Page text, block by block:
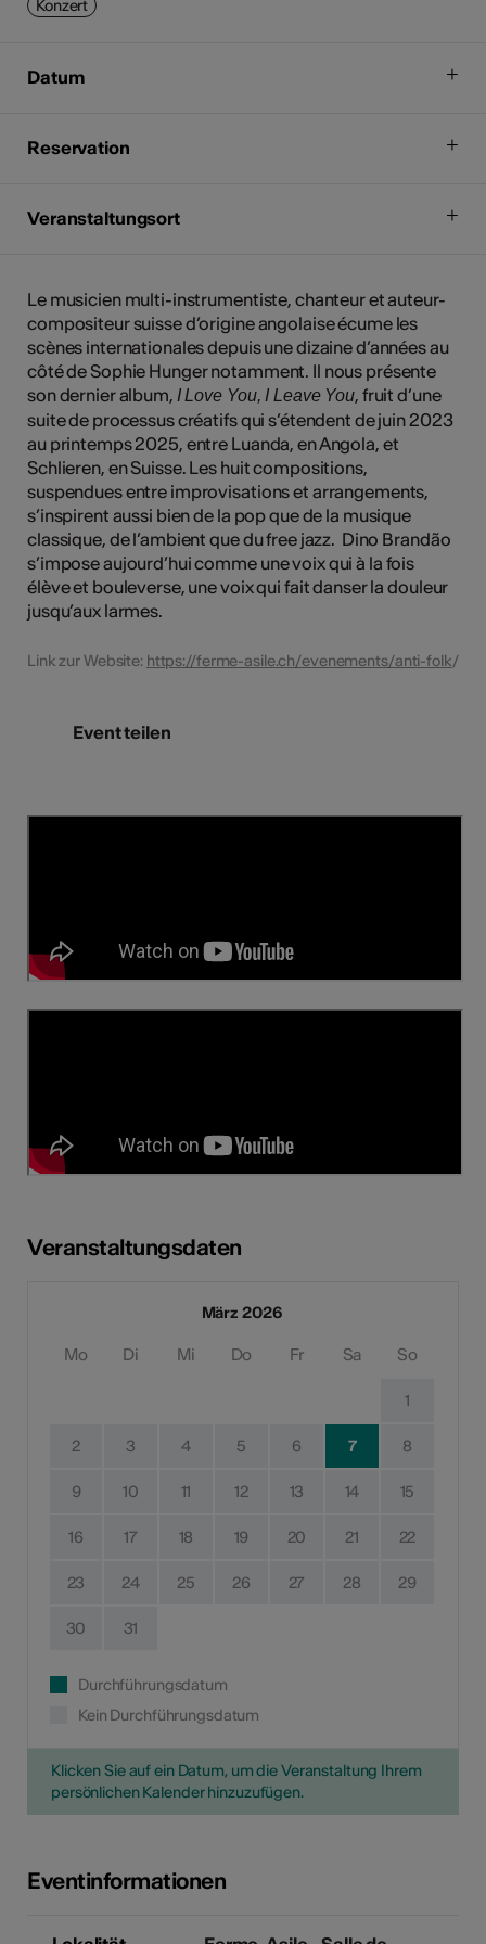
Konzert
Datum
Reservation
Veranstaltungsort
Le musicien multi-instrumentiste, chanteur et auteur-
compositeur suisse d’origine angolaise écume les
scènes internationales depuis une dizaine d’années au
côté de Sophie Hunger notamment. Il nous présente
son dernier album, I Love You, I Leave You, fruit d’une
suite de processus créatifs qui s’étendent de juin 2023
au printemps 2025, entre Luanda, en Angola, et
Schlieren, en Suisse. Les huit compositions,
suspendues entre improvisations et arrangements,
s’inspirent aussi bien de la pop que de la musique
classique, de l’ambient que du free jazz. Dino Brandão
s’impose aujourd’hui comme une voix qui à la fois
élève et bouleverse, une voix qui fait danser la douleur
jusqu’aux larmes.
Link zur Website: https://ferme-asile.ch/evenements/anti-folk/
Event teilen
Veranstaltungsdaten
März 2026
Mo Di Mi Do Fr Sa So
1
2 3 4 5 6 7 8
9 10 11 12 13 14 15
16 17 18 19 20 21 22
23 24 25 26 27 28 29
30 31
Durchführungsdatum
Kein Durchführungsdatum
Klicken Sie auf ein Datum, um die Veranstaltung Ihrem
persönlichen Kalender hinzuzufügen.
Eventinformationen